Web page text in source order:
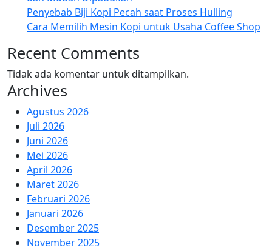
Penyebab Biji Kopi Pecah saat Proses Hulling
Cara Memilih Mesin Kopi untuk Usaha Coffee Shop
Recent Comments
Tidak ada komentar untuk ditampilkan.
Archives
Agustus 2026
Juli 2026
Juni 2026
Mei 2026
April 2026
Maret 2026
Februari 2026
Januari 2026
Desember 2025
November 2025